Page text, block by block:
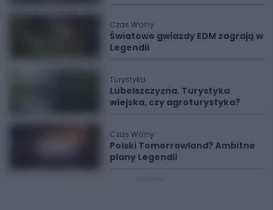
Czas Wolny
Światowe gwiazdy EDM zagrają w
Legendii
Turystyka
Lubelszczyzna. Turystyka
wiejska, czy agroturystyka?
Czas Wolny
Polski Tomorrowland? Ambitne
plany Legendii